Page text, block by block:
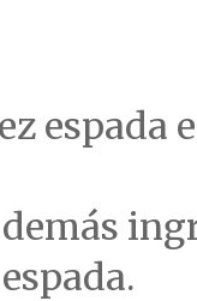
espada